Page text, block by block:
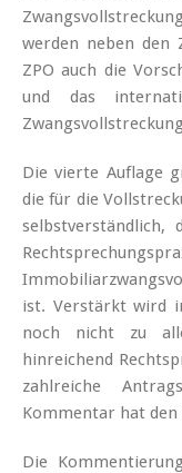
werden neben den
ZPO auch die
und das
Die vierte Auflage
die für die
selbstverständlich,
ist. Verstärkt wird
noch nicht zu
hinreichend
zahlreiche
Kommentar hat den
Die